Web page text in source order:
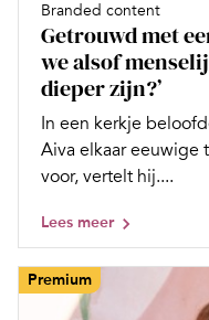
Branded content
Getrouwd met
we alsof
dieper zijn?’
In een kerkje
Aiva elkaar eeuwige
voor, vertelt hij....
Lees meer
Premium